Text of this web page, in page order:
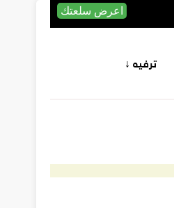
اعرض سلعتك
ترفيه ↓